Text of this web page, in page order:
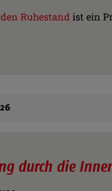
Ruhestand ist ein
durch die